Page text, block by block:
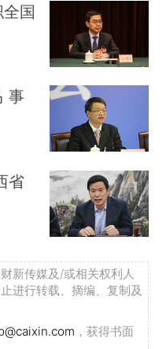
国
事
省
新传媒及/或相关权利人
进行转载、摘编、复制及
，获得书面